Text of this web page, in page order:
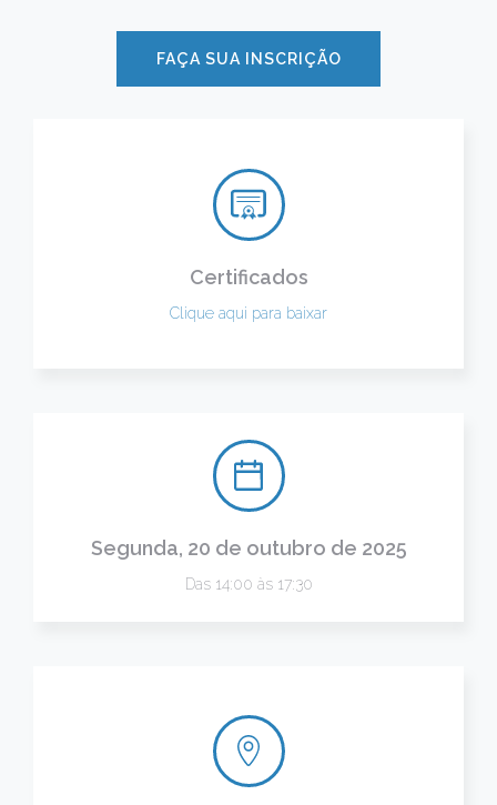
FAÇA SUA INSCRIÇÃO
Certificados
Clique aqui para baixar
Segunda, 20 de outubro de 2025
Das 14:00 às 17:30